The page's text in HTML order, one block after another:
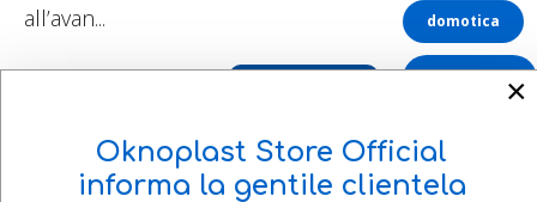
all’avan...
domotica
bonus
energetico
risparmio
energetico
×
Oknoplast Store Official
informa la gentile clientela